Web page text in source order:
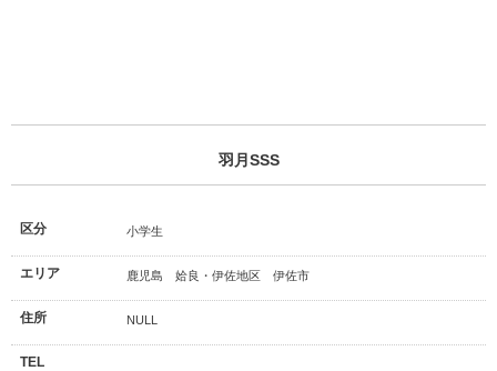
羽月SSS
区分 小学生
エリア 鹿児島 姶良・伊佐地区 伊佐市
住所 NULL
TEL